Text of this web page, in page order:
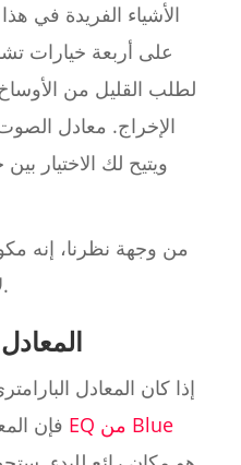
الأشياء الفريدة في
على أربعة خيارات
لطلب القليل من
الإخراج. معادل
ويتيح لك
من وجهة نظرنا، إنه
لمكافئ EQ لا يمكنك تفويته.
إذا كان المعادل
فإن